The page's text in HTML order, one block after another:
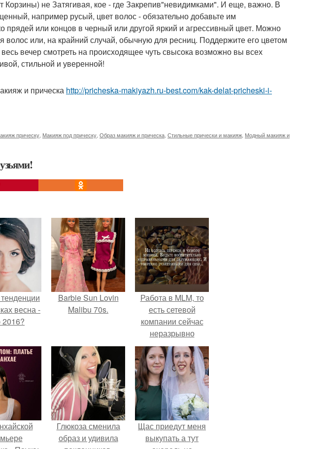
Корзины) не Затягивая, кое - где Закрепив"невидимками". И еще, важно. В
например русый, цвет волос - обязательно добавьте им
прядей или концов в черный или другой яркий и агрессивный цвет. Можно
волос или, на крайний случай, обычную для ресниц. Поддержите его цветом
вечер смотреть на происходящее чуть свысока возможно вы всех
стильной и уверенной!
и прическа http://pricheska-makiyazh.ru-best.com/kak-delat-pricheski-i-
прическу Макияж под прическу Образ макияж и прическа Стильные прически и макияж Модный макияж и
весна -
2016?
Barbie Sun Lovin
Malibu 70s.
Работа в MLM, то
есть сетевой
компании сейчас
неразрывно
связана с создание
своего контента,
своей страницы в
соц сетях.
Глюкоза сменила
образ и удивила
Щас приедут меня
выкупать а тут